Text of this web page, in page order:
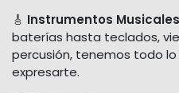
🎸 Instrumentos Musicales
baterías hasta teclados,
percusión, tenemos todo
expresarte.